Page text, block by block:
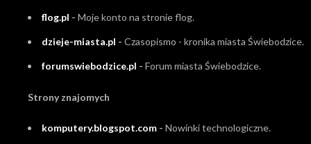
flog.pl - Moje konto na stronie flog.
dzieje-miasta.pl - Czasopismo - kronika miasta Świebodzice.
forumswiebodzice.pl - Forum miasta Świebodzice.
Strony znajomych
komputery.blogspot.com - Nowinki technologiczne.